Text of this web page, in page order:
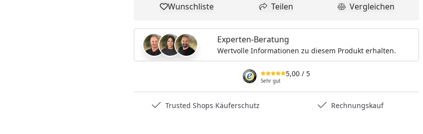
Produkt zur Wunschliste hinzufügen
Wunschliste Teilen
Teilen Produkt
Vergleichen
Experten-Beratung
Wertvolle Informationen zu diesem Produkt erhalten.
5,00 / 5
Sehr gut
Trusted Shops Käuferschutz Rechnungskauf